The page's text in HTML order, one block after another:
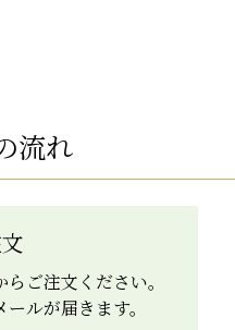
流れ
ご注文ください。
ルが届きます。